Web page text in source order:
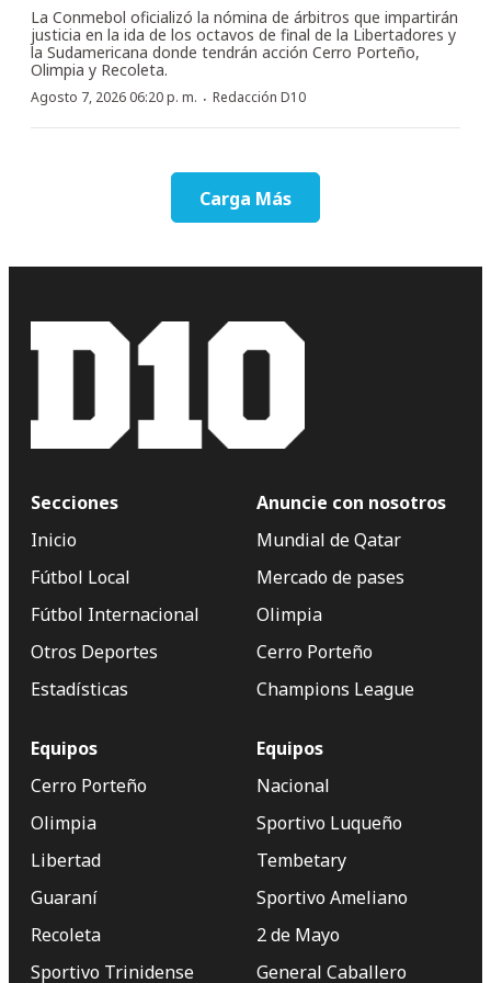
La Conmebol oficializó la nómina de árbitros que impartirán
justicia en la ida de los octavos de final de la Libertadores y
la Sudamericana donde tendrán acción Cerro Porteño,
Olimpia y Recoleta.
Agosto 7, 2026 06:20 p. m. · Redacción D10
Carga Más
Secciones
Inicio
Fútbol Local
Fútbol Internacional
Otros Deportes
Estadísticas
Anuncie con nosotros
Mundial de Qatar
Mercado de pases
Olimpia
Cerro Porteño
Champions League
Equipos
Cerro Porteño
Olimpia
Libertad
Guaraní
Recoleta
Sportivo Trinidense
Equipos
Nacional
Sportivo Luqueño
Tembetary
Sportivo Ameliano
2 de Mayo
General Caballero